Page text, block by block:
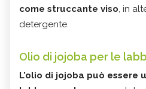
come struccante viso, in
detergente.
Olio di jojoba per le
L'olio di jojoba può essere